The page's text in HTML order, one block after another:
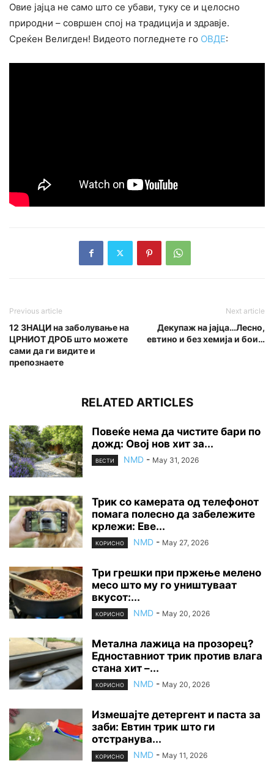
Овие јајца не само што се убави, туку се и целосно
природни – совршен спој на традиција и здравје.
Среќен Велигден! Видеото погледнете го ОВДЕ:
Previous article
12 ЗНАЦИ на заболување на
ЦРНИОТ ДРОБ што можете
сами да ги видите и
препознаете
Next article
Декупаж на јајца…Лесно,
евтино и без хемија и бои…
RELATED ARTICLES
Повеќе нема да чистите бари по
дожд: Овој нов хит за...
ВЕСТИ NMD - May 31, 2026
Трик со камерата од телефонот
помага полесно да забележите
крлежи: Еве...
КОРИСНО NMD - May 27, 2026
Три грешки при пржење мелено
месо што му го уништуваат
вкусот:...
КОРИСНО NMD - May 20, 2026
Метална лажица на прозорец?
Едноставниот трик против влага
стана хит –...
КОРИСНО NMD - May 20, 2026
Измешајте детергент и паста за
заби: Евтин трик што ги
отстранува...
КОРИСНО NMD - May 11, 2026